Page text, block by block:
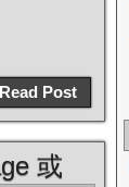
Read Post
或